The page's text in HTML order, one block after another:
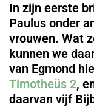
In zijn eerste
Paulus onder
vrouwen. Wat
kunnen we
van Egmond
Timotheüs 2,
daarvan vijf